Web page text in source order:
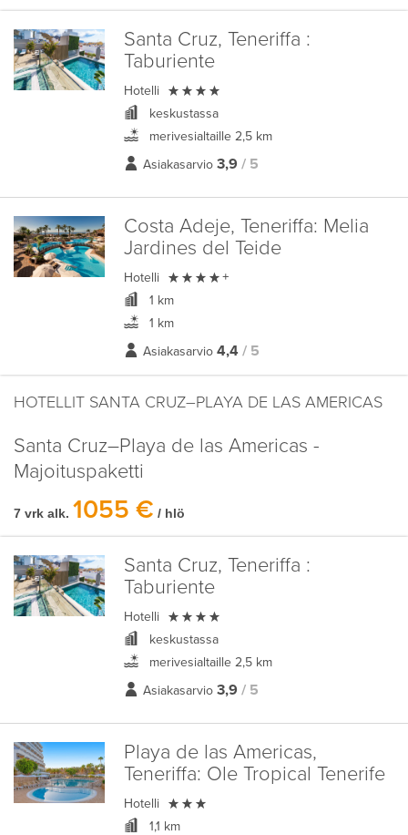
Santa Cruz, Teneriffa :
Taburiente
Hotelli 
keskustassa
merivesialtaille 2,5 km
Asiakasarvio 3,9 / 5
Costa Adeje, Teneriffa: Melia
Jardines del Teide
Hotelli  +
1 km
1 km
Asiakasarvio 4,4 / 5
HOTELLIT SANTA CRUZ–PLAYA DE LAS AMERICAS
Santa Cruz–Playa de las Americas -
Majoituspaketti
7 vrk alk. 1055 € / hlö
Santa Cruz, Teneriffa :
Taburiente
Hotelli 
keskustassa
merivesialtaille 2,5 km
Asiakasarvio 3,9 / 5
Playa de las Americas,
Teneriffa: Ole Tropical Tenerife
Hotelli 
1,1 km